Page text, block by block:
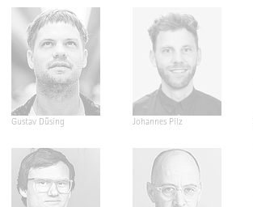
Gustav Düsing Johannes Pilz